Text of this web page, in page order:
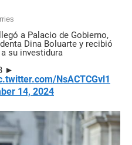
a Palacio de Gobierno,
Dina Boluarte y recibió
su investidura
►
NsACTCGvl1
14, 2024